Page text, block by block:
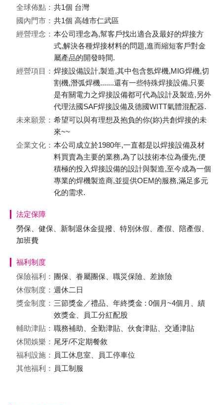
全球佈點： 共1個 台灣
國內門市： 共1個 高雄市仁武區
經營理念： 本公司理念為,幫客戶找出適合及最好的焊接方
式,解決各種焊接材料的問題,進而縮短客戶對金
屬產品的開發時間.
經營項目： 焊接設備設計,製造,其中包含氬焊機,MIG焊機,切
割機,潛弧焊機.......還有一些特殊焊接設備,只要
是有關電力之焊接設備都可代為設計及製造,另外
代理法國SAF焊接設備及德國WITT氣體混配器.
未來願景： 希望可以與有理想及抱負的你(妳)共創焊接的未
來~~
企業文化： 本公司成立於1980年,一直都是以焊接設備及材
料買賣為主要的業務,為了以技術本位為優先,便
積極的投入焊接設備的設計與製造,至今成為一個
專業的焊機製造商,並提供OEM的服務,滿足多元
化的需求.
法定保障
勞保、健保、新制退休金提撥、特別休假、產假、陪產假、
加班費
福利制度
保險福利： 團保、眷屬團保、職災保險、差旅險
休假制度： 週休二日
獎金制度： 三節獎金／禮品、年終獎金 : 0個月~4個月、績
效獎金、員工分紅配股
輔助津貼： 職務補助、全勤津貼、伙食津貼、交通津貼
休閒娛樂： 尾牙/不定期餐敘
福利設施： 員工休息室、員工停車位
其他福利： 員工制服